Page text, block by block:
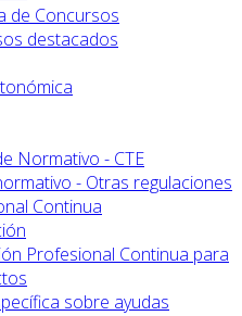
de Concursos
destacados
Normativo - CTE
- Otras regulaciones
Continua
Profesional Continua para
sobre ayudas